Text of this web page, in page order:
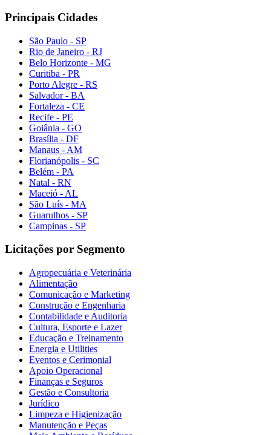
Principais Cidades
São Paulo - SP
Rio de Janeiro - RJ
Belo Horizonte - MG
Curitiba - PR
Porto Alegre - RS
Salvador - BA
Fortaleza - CE
Recife - PE
Goiânia - GO
Brasília - DF
Manaus - AM
Florianópolis - SC
Belém - PA
Natal - RN
Maceió - AL
São Luís - MA
Guarulhos - SP
Campinas - SP
Licitações por Segmento
Agropecuária e Veterinária
Alimentação
Comunicação e Marketing
Construção e Engenharia
Contabilidade e Auditoria
Cultura, Esporte e Lazer
Educação e Treinamento
Energia e Utilities
Eventos e Cerimonial
Apoio Operacional
Finanças e Seguros
Gestão e Consultoria
Jurídico
Limpeza e Higienização
Manutenção e Peças